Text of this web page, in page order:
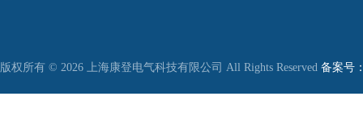
版权所有 © 2026 上海康登电气科技有限公司 All Rights Reserved 备案号